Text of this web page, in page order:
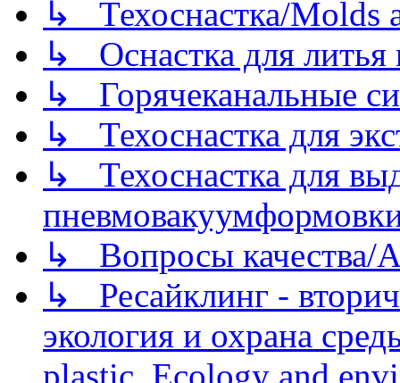
↳ Техоснастка/Molds
↳ Оснастка для литья
↳ Горячеканальные
↳ Техоснастка для
↳ Техоснастка для
↳ Вопросы качества/
↳ Ресайклинг -
экология и охрана